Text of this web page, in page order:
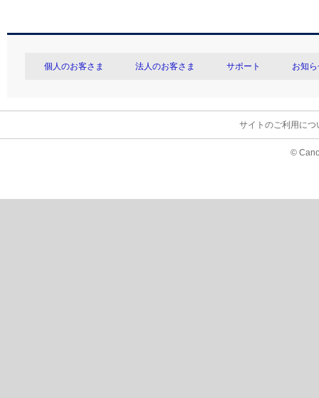
個人のお客さま 法人のお客さま サポート お知
サイトのご利用につ
©